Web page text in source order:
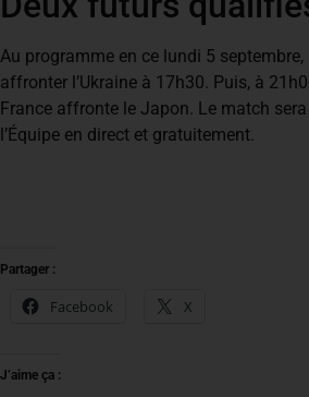
Au programme en ce lundi 5
affronter l’Ukraine à 17h30. Puis, à
France affronte le Japon. Le match
l’Équipe en direct et gratuitement.
Partager :
Facebook X
J’aime ça :